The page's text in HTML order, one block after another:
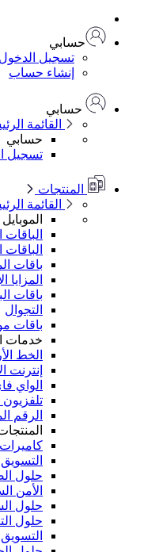
حسابي
تسجيل الدخول
إنشاء حساب
حسابي
القائمة
حسابي
تسجيل
المنتجات
القائمة
الموبايل
الباقات
الباقات
باقات
المزايا
باقات
التجوال
باقات
خدمات
الخط
إنترنت
الواي
تلفزيون
الرقم
كاميرات
حلول
الأمن
حلول
حلول